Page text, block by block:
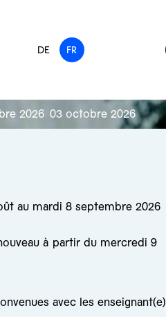
DE FR
2026 03 octobre 2026
au mardi 8 septembre 2026
à partir du mercredi 9
avec les